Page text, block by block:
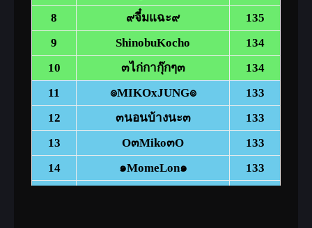
– พลังปราณ +3 พลังโจมตีวิชา 8%
ค่าชีวิต 120
8
๙จี๋มแฉะ๙
135
9
ShinobuKocho
134
10
๓ไก่กากุ๊กๆ๓
134
11
๏MIKOxJUNG๏
133
12
๓นอนบ้างนะ๓
133
13
O๓Miko๓O
133
14
๑MomeLon๑
133